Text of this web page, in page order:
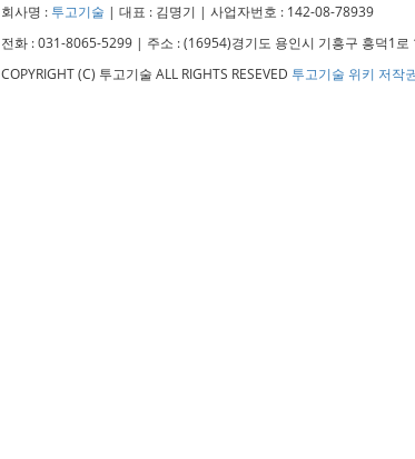
회사명 : 투고기술 | 대표 : 김명기 | 사업자번호 : 142-08-78939
전화 : 031-8065-5299 | 주소 : (16954)경기도 용인시 기흥구 흥덕1
COPYRIGHT (C) 투고기술 ALL RIGHTS RESEVED 투고기술 위키 저작